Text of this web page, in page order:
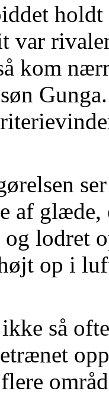
var
kom
af glæde,
lodret
op i
så